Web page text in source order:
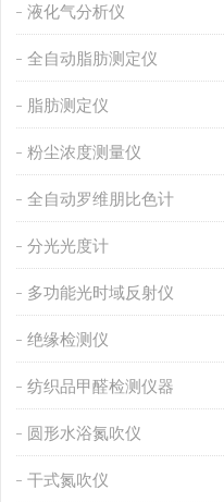
液化气分析仪
全自动脂肪测定仪
脂肪测定仪
粉尘浓度测量仪
全自动罗维朋比色计
分光光度计
多功能光时域反射仪
绝缘检测仪
纺织品甲醛检测仪器
圆形水浴氮吹仪
干式氮吹仪